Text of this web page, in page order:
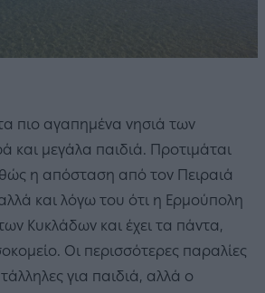
πιο αγαπημένα νησιά των
και μεγάλα παιδιά. Προτιμάται
η απόσταση από τον Πειραιά
και λόγω του ότι η Ερμούπολη
Κυκλάδων και έχει τα πάντα,
Οι περισσότερες παραλίες
για παιδιά, αλλά ο